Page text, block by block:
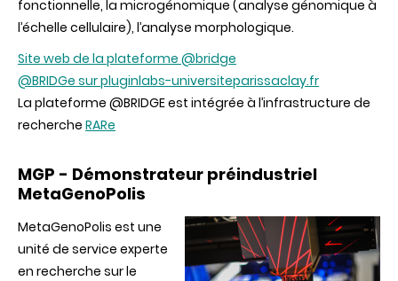
fonctionnelle, la microgénomique (analyse génomique à
l’échelle cellulaire), l’analyse morphologique.
Site web de la plateforme @bridge
@BRIDGe sur pluginlabs-universiteparissaclay.fr
La plateforme @BRIDGE est intégrée à l’infrastructure de
recherche RARe
MGP - Démonstrateur préindustriel
MetaGenoPolis
MetaGenoPolis est une
unité de service experte
en recherche sur le